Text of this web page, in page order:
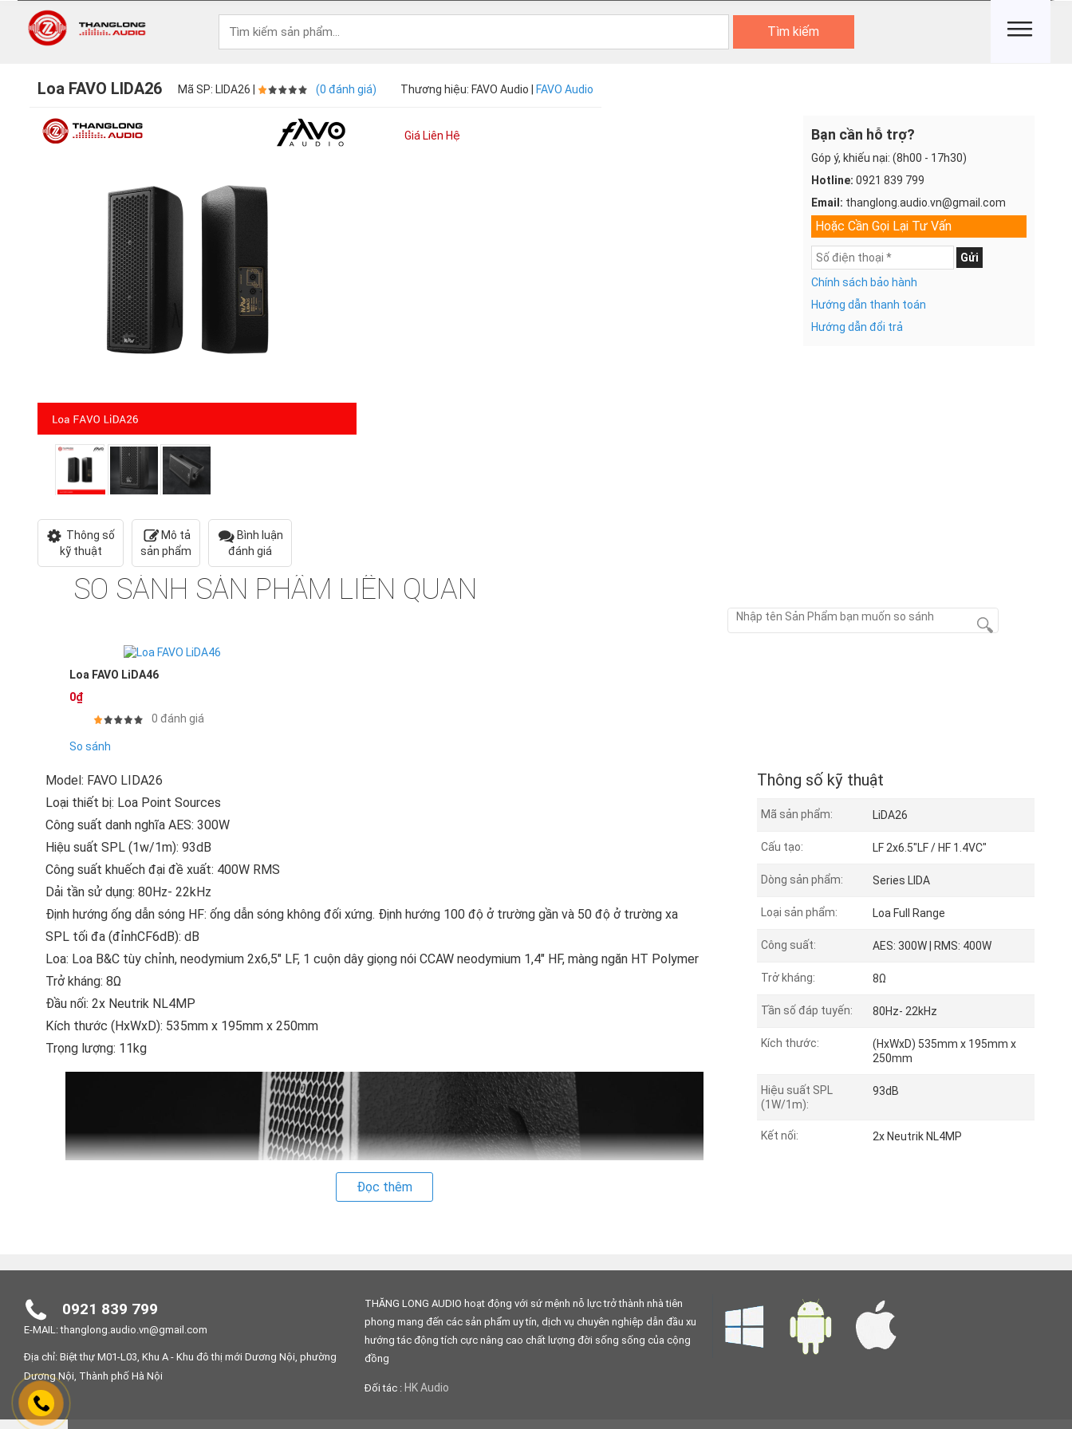
Tìm kiếm
Loa FAVO LIDA26 Mã SP: LIDA26 | (0 đánh giá) Thương hiệu: FAVO Audio | FAVO Audio
Thông số
kỹ thuật
Mô tả
sản phẩm
Bình luận
đánh giá
Giá Liên Hệ Bạn cần hỗ trợ?
Góp ý, khiếu nại: (8h00 - 17h30)
Hotline: 0921 839 799
Email: thanglong.audio.vn@gmail.com
Hoặc Cần Gọi Lại Tư Vấn
Gửi
Chính sách bảo hành
Hướng dẫn thanh toán
Hướng dẫn đổi trả
SO SÁNH SẢN PHẨM LIÊN QUAN
Loa FAVO LiDA46
0₫
0 đánh giá
So sánh
Model: FAVO LIDA26
Loại thiết bị: Loa Point Sources
Công suất danh nghĩa AES: 300W
Hiệu suất SPL (1w/1m): 93dB
Công suất khuếch đại đề xuất: 400W RMS
Dải tần sử dụng: 80Hz- 22kHz
Định hướng ống dẫn sóng HF: ống dẫn sóng không đối xứng. Định hướng 100 độ ở trường gần và 50 độ ở trường xa
SPL tối đa (đỉnhCF6dB): dB
Loa: Loa B&C tùy chỉnh, neodymium 2x6,5" LF, 1 cuộn dây giọng nói CCAW neodymium 1,4" HF, màng ngăn HT Polymer
Trở kháng: 8Ω
Đầu nối: 2x Neutrik NL4MP
Kích thước (HxWxD): 535mm x 195mm x 250mm
Trọng lượng: 11kg
Đọc thêm
Thông số kỹ thuật
Mã sản phẩm: LiDA26
Cấu tạo: LF 2x6.5"LF / HF 1.4VC"
Dòng sản phẩm: Series LIDA
Loại sản phẩm: Loa Full Range
Công suất: AES: 300W | RMS: 400W
Trở kháng: 8Ω
Tần số đáp tuyến: 80Hz- 22kHz
Kích thước:
(HxWxD) 535mm x 195mm x
250mm
Hiệu suất SPL
(1W/1m):
93dB
Kết nối: 2x Neutrik NL4MP
0921 839 799
E-MAIL: thanglong.audio.vn@gmail.com
Địa chỉ: Biệt thự M01-L03, Khu A - Khu đô thị mới Dương Nội, phường
Dương Nội, Thành phố Hà Nội
THĂNG LONG AUDIO hoạt động với sứ mệnh nỗ lực trở thành nhà tiên
phong mang đến các sản phẩm uy tín, dịch vụ chuyên nghiệp dẫn đầu xu
hướng tác động tích cực nâng cao chất lượng đời sống sống của cộng
đồng
Đối tác : HK Audio